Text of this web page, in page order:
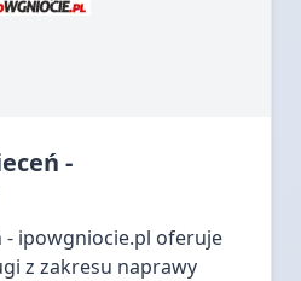
-
- ipowgniocie.pl oferuje
z zakresu naprawy